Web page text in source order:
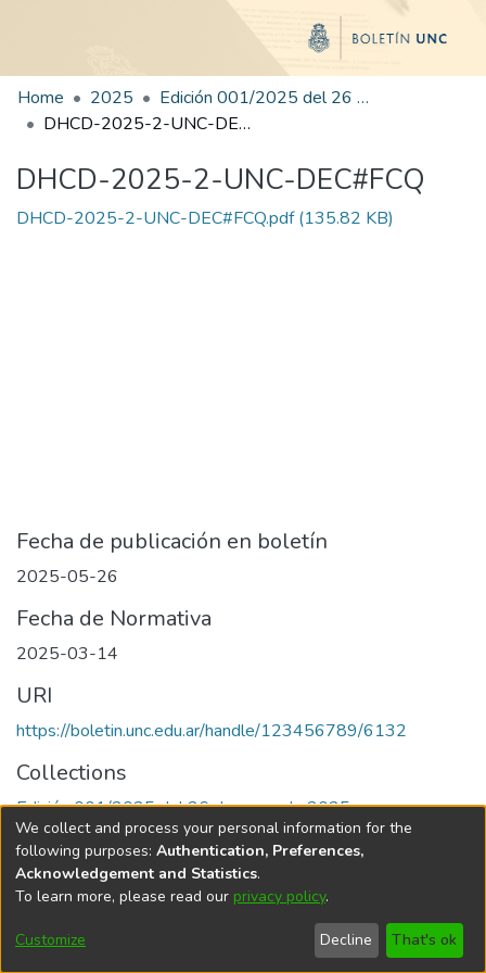
Home 2025
Edición 001/2025 del 26 de mayo de 2025
DHCD-2025-2-UNC-DEC#FCQ
DHCD-2025-2-UNC-DEC#FCQ
DHCD-2025-2-UNC-DEC#FCQ.pdf(135.82 KB)
Fecha de publicación en boletín
2025-05-26
Fecha de Normativa
2025-03-14
URI
https://boletin.unc.edu.ar/handle/123456789/6132
Collections
Edición 001/2025 del 26 de mayo de 2025
Universidad Nacional de Córdoba
We collect and process your personal information for the
following purposes: Authentication, Preferences,
Acknowledgement and Statistics.
To learn more, please read our privacy policy.
Customize Decline That's ok